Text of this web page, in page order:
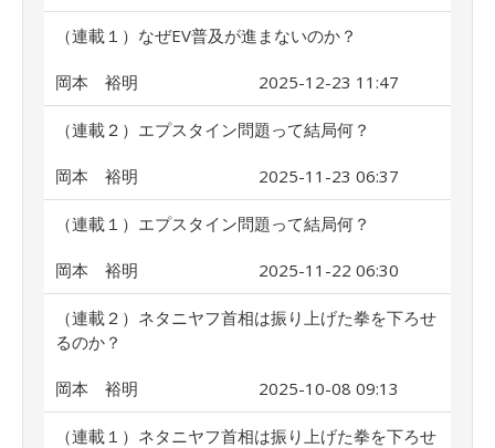
（連載１）なぜEV普及が進まないのか？
岡本 裕明 2025-12-23 11:47
（連載２）エプスタイン問題って結局何？
岡本 裕明 2025-11-23 06:37
（連載１）エプスタイン問題って結局何？
岡本 裕明 2025-11-22 06:30
（連載２）ネタニヤフ首相は振り上げた拳を下ろせ
るのか？
岡本 裕明 2025-10-08 09:13
（連載１）ネタニヤフ首相は振り上げた拳を下ろせ